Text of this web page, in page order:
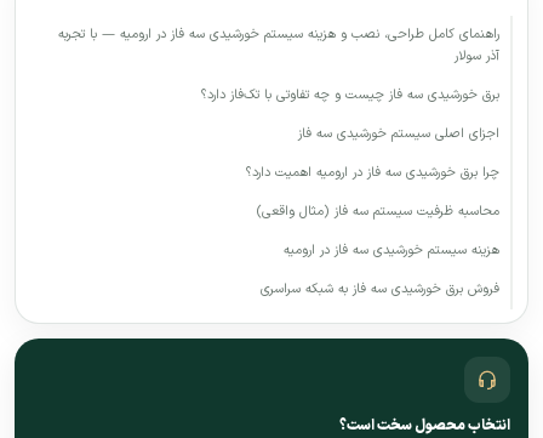
راهنمای کامل طراحی، نصب و هزینه سیستم خورشیدی سه فاز در ارومیه — با تجربه
آذر سولار
برق خورشیدی سه فاز چیست و چه تفاوتی با تک‌فاز دارد؟
اجزای اصلی سیستم خورشیدی سه فاز
چرا برق خورشیدی سه فاز در ارومیه اهمیت دارد؟
محاسبه ظرفیت سیستم سه فاز (مثال واقعی)
هزینه سیستم خورشیدی سه فاز در ارومیه
فروش برق خورشیدی سه فاز به شبکه سراسری
انتخاب محصول سخت است؟